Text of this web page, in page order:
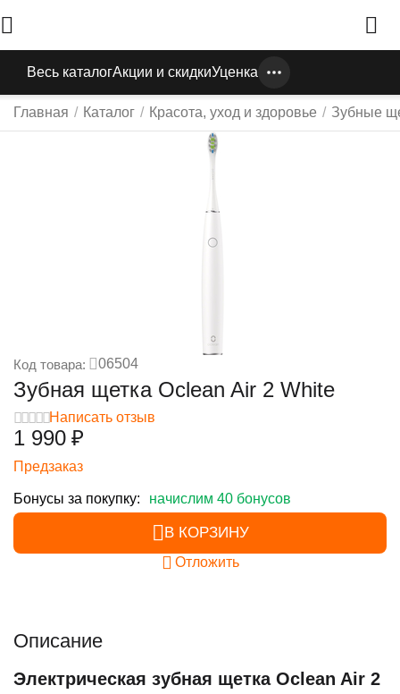
Весь каталогАкции и скидкиУценка
Главная / Каталог / Красота, уход и здоровье / Зубные
Код товара: 06504
Зубная щетка Oclean Air 2 White
Написать отзыв
1 990 ₽
Предзаказ
Бонусы за покупку: начислим 40 бонусов
В КОРЗИНУ
Отложить
Описание
Электрическая зубная щетка Oclean Air 2